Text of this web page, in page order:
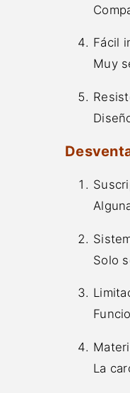
Fácil
Muy
Solo
La